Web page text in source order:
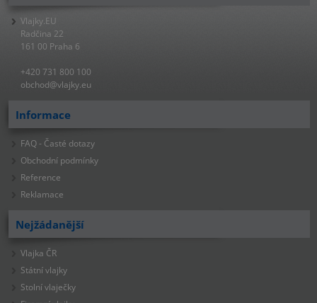
Vlajky.EU
Radčina 22
161 00 Praha 6
+420 731 800 100
obchod@vlajky.eu
Informace
FAQ - Časté dotazy
Obchodní podmínky
Reference
Reklamace
Nejžádanější
Vlajka ČR
Státní vlajky
Stolní vlaječky